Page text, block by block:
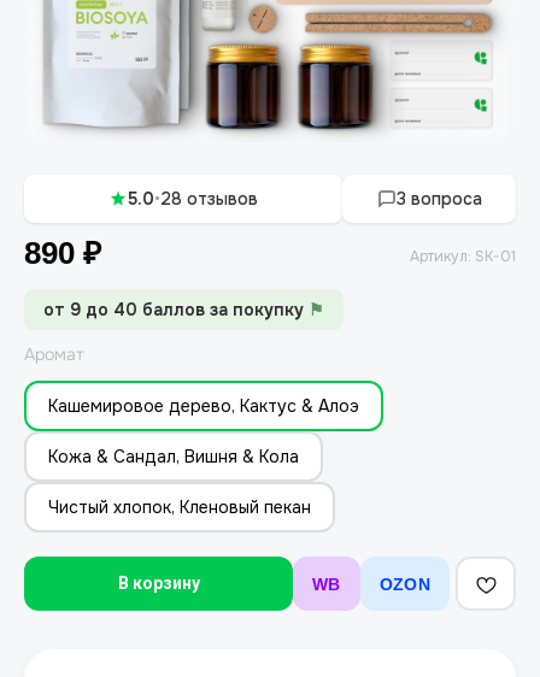
5.0•28 отзывов 3 вопроса
890 ₽ Артикул: SK-01
от 9 до 40 баллов за покупку ⚑
Аромат
Кашемировое дерево, Кактус & Алоэ
Кожа & Сандал, Вишня & Кола
Чистый хлопок, Кленовый пекан
В корзину WB OZON